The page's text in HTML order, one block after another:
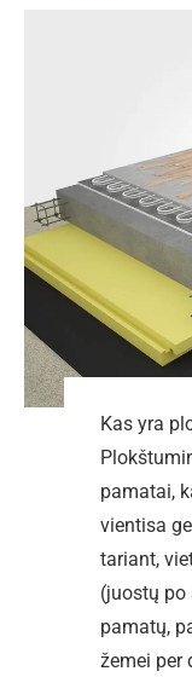
Kas yra
pamatai,
vientisa
tariant,
(juostų
pamatų,
žemei per